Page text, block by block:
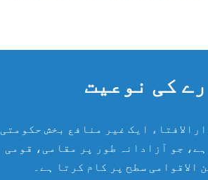
کی نوعیت
ایک غیر منافع بخش حکومتی
جو آزادانہ طور پر مقامی، قومی
الاقوامی سطح پر کام کرتا ہے۔